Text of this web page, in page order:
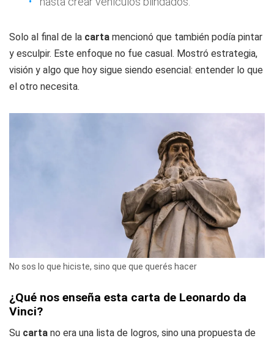
Solo al final de la carta mencionó que también podía pintar
y esculpir. Este enfoque no fue casual. Mostró estrategia,
visión y algo que hoy sigue siendo esencial: entender lo que
el otro necesita.
No sos lo que hiciste, sino que que querés hacer
¿Qué nos enseña esta carta de Leonardo da
Vinci?
Su carta no era una lista de logros, sino una propuesta de